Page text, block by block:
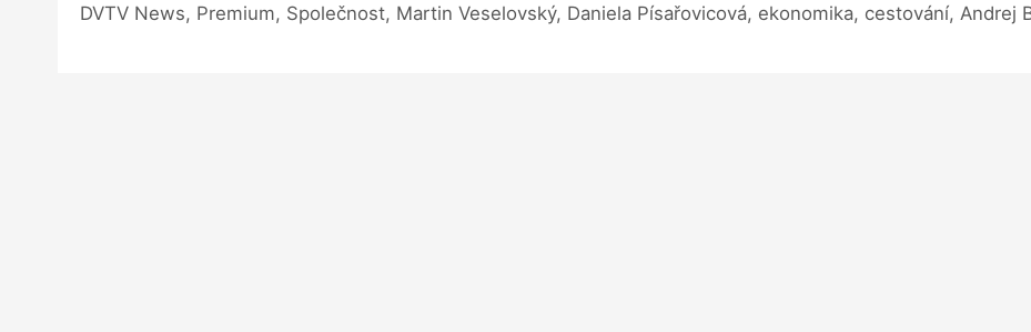
DVTV News, Premium, Společnost, Martin Veselovský, Daniela Písařovicová, ekonomika, cestování, Andrej